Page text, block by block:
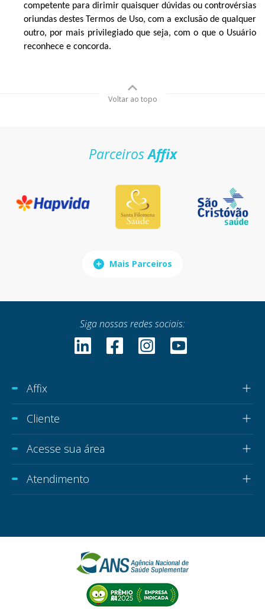
competente para dirimir quaisquer dúvidas ou controvérsias
oriundas destes Termos de Uso, com a exclusão de qualquer
outro, por mais privilegiado que seja, com o que o Usuário
reconhece e concorda.
Voltar ao topo
ParceirosAffix
Mais Parceiros
Siga nossas redes sociais:
Affix
Cliente
Acesse sua área
Atendimento